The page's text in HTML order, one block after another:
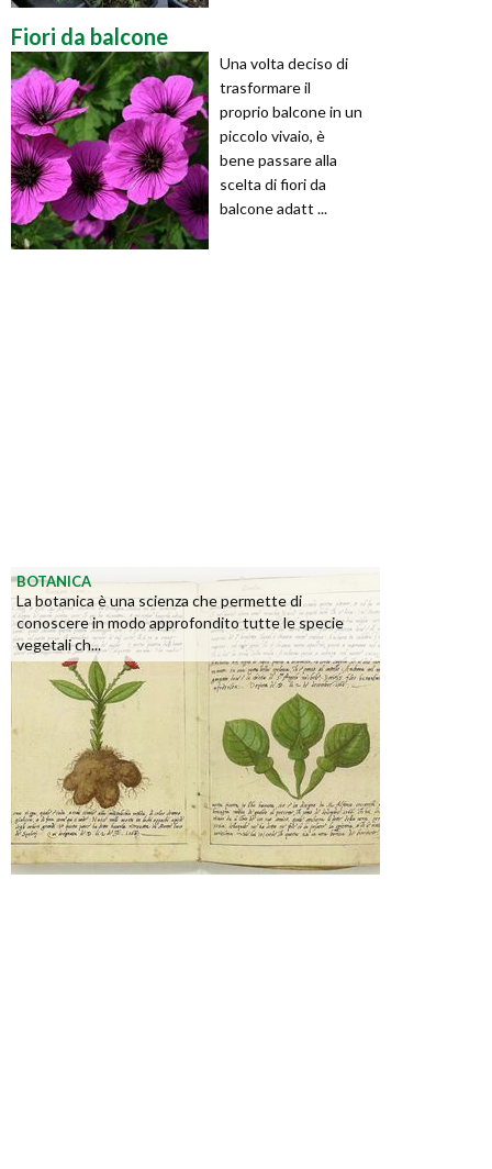
Fiori da balcone
Una volta deciso di
trasformare il
proprio balcone in un
piccolo vivaio, è
bene passare alla
scelta di fiori da
balcone adatt ...
BOTANICA
La botanica è una scienza che permette di
conoscere in modo approfondito tutte le specie
vegetali ch...